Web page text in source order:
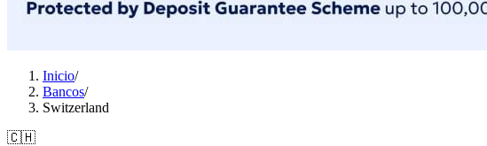
Inicio/
Bancos/
Switzerland
🇨🇭